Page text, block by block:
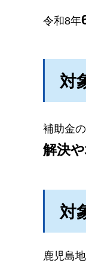
令和8年
対
補助金
解決
対
鹿児島